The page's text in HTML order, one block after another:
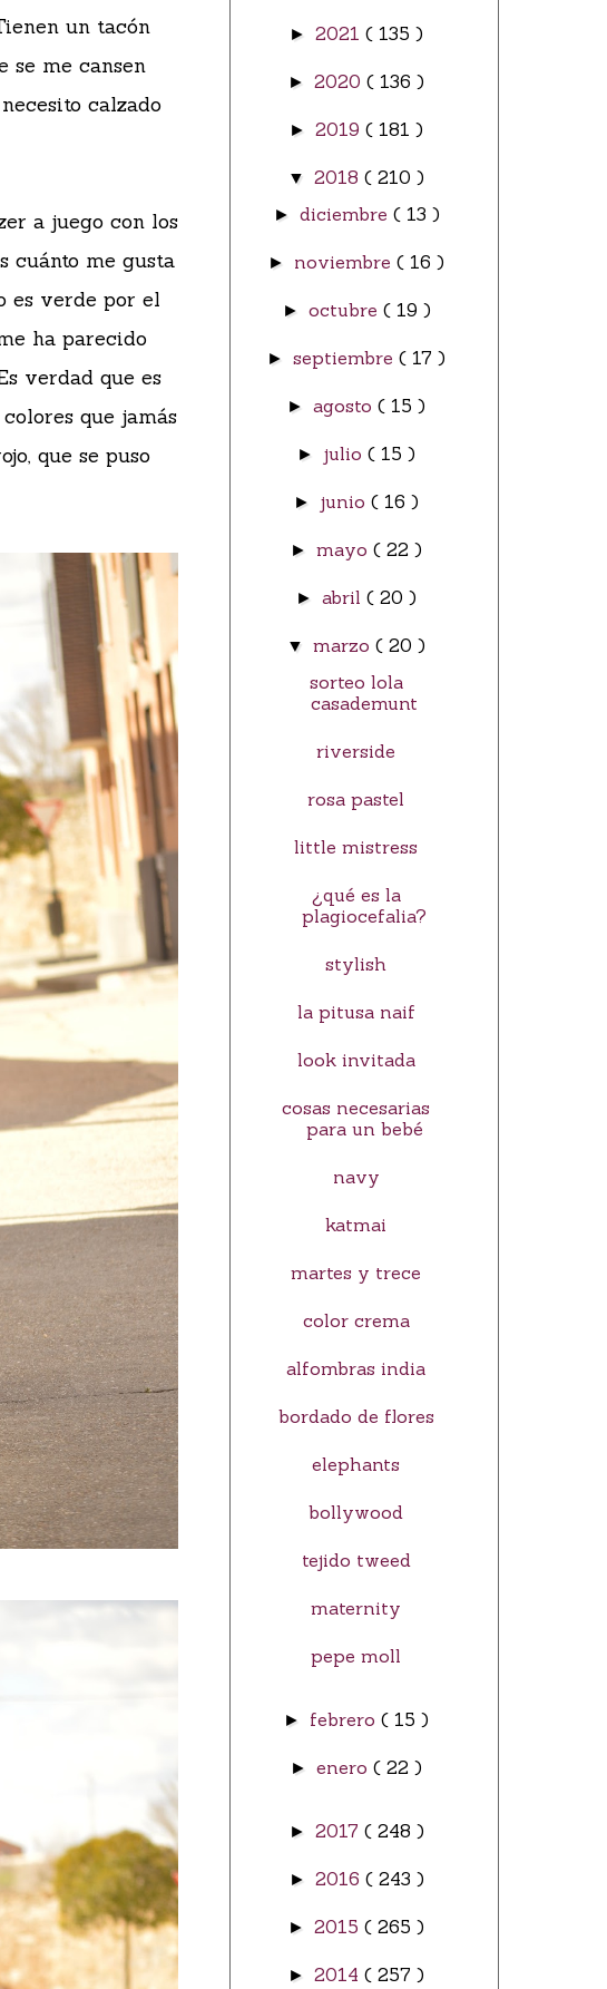
un tacón
se me cansen
calzado
a juego con los
cuánto me gusta
es verde por el
ha parecido
verdad que es
que jamás
que se puso
►2021( 135 )
►2020( 136 )
►2019( 181 )
▼2018( 210 )
► diciembre ( 13 )
► noviembre( 16 )
► octubre ( 19 )
►septiembre( 17 )
►agosto( 15 )
► julio( 15 )
► junio( 16 )
►mayo( 22 )
►abril( 20 )
▼marzo( 20 )
sorteo lola
casademunt
riverside
rosa pastel
little mistress
¿qué es la
plagiocefalia?
stylish
la pitusa naif
look invitada
cosas necesarias
para un bebé
navy
katmai
martes y trece
color crema
alfombras india
bordado de flores
elephants
bollywood
tejido tweed
maternity
pepe moll
► febrero( 15 )
►enero( 22 )
► 2017 ( 248 )
► 2016 ( 243 )
►2015( 265 )
►2014( 257 )